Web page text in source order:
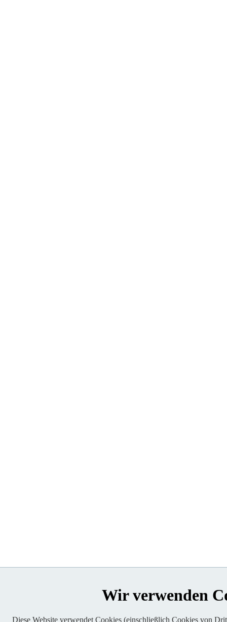
Wir verwenden
Diese Website verwendet Cookies (einschließlich Cookies von